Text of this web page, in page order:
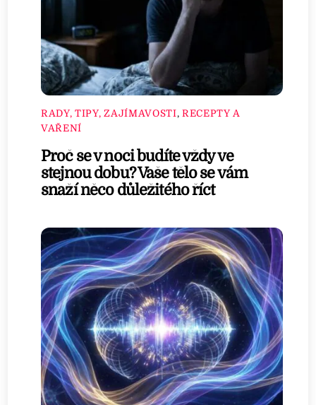
RADY, TIPY, ZAJÍMAVOSTI, RECEPTY A
VAŘENÍ
Proč se v noci budíte vždy ve
stejnou dobu? Vaše tělo se vám
snaží něco důležitého říct